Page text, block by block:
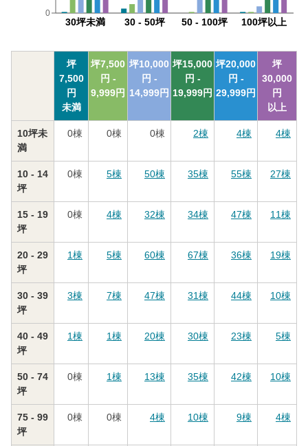
30坪未満 30 - 50坪 50 - 100坪 100坪以上
0
坪
7,500
円
未満
坪7,500
円 -
9,999円
坪10,000
円 -
14,999円
坪15,000
円 -
19,999円
坪20,000
円 -
29,999円
坪
30,000
円
以上
10坪未
満
0棟 0棟 0棟 2棟 4棟 4棟
10 - 14
坪
0棟 5棟 50棟 35棟 55棟 27棟
15 - 19
坪
0棟 4棟 32棟 34棟 47棟 11棟
20 - 29
坪
1棟 5棟 60棟 67棟 36棟 19棟
30 - 39
坪
3棟 7棟 47棟 31棟 44棟 10棟
40 - 49
坪
1棟 1棟 20棟 30棟 23棟 5棟
50 - 74
坪
0棟 1棟 13棟 35棟 42棟 10棟
75 - 99
坪
0棟 0棟 4棟 10棟 9棟 4棟